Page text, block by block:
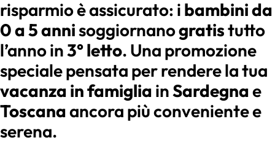
risparmio è assicurato: i bambini da
0 a 5 annisoggiornanogratistutto
l’anno in3° letto. Una promozione
speciale pensata per rendere la tua
vacanza in famiglia inSardegnae
Toscanaancora più conveniente e
serena.